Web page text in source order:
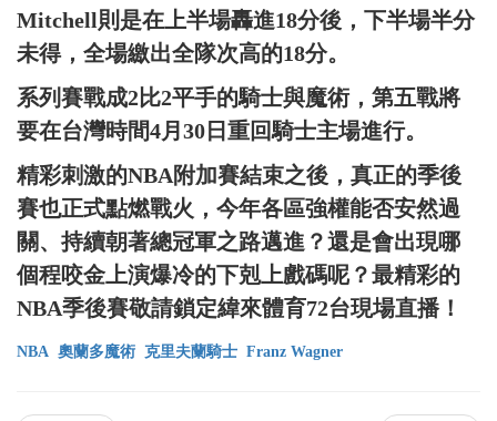
Mitchell則是在上半場轟進18分後，下半場半分
未得，全場繳出全隊次高的18分。
系列賽戰成2比2平手的騎士與魔術，第五戰將
要在台灣時間4月30日重回騎士主場進行。
精彩刺激的NBA附加賽結束之後，真正的季後
賽也正式點燃戰火，今年各區強權能否安然過
關、持續朝著總冠軍之路邁進？還是會出現哪
個程咬金上演爆冷的下剋上戲碼呢？最精彩的
NBA季後賽敬請鎖定緯來體育72台現場直播！
NBA 奧蘭多魔術 克里夫蘭騎士 Franz Wagner